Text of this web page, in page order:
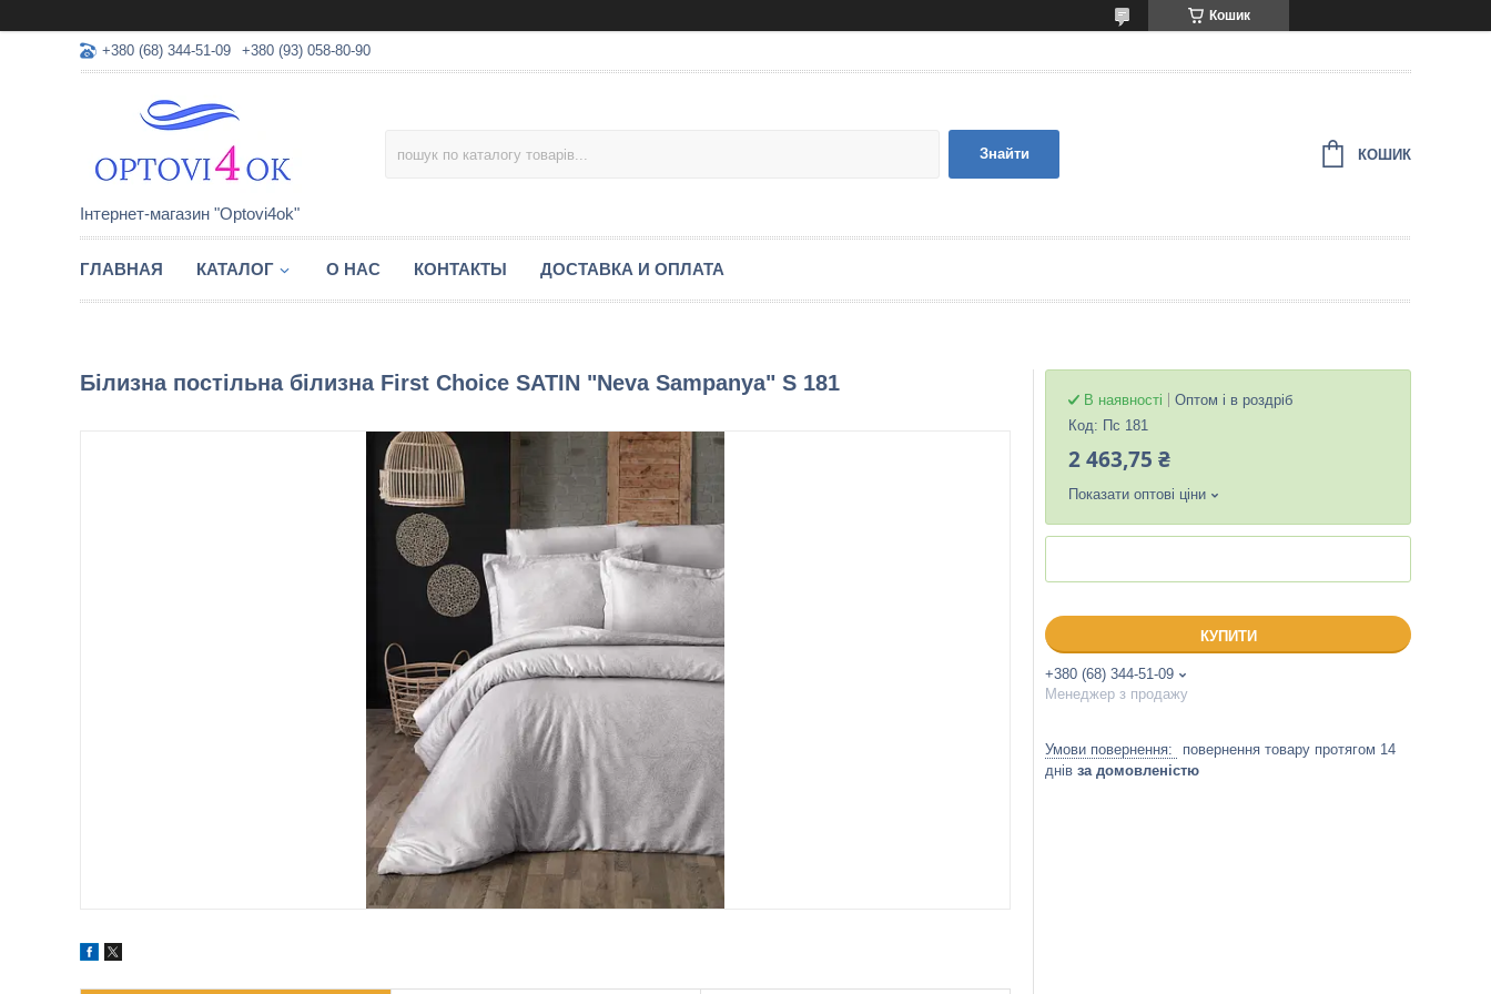
Кошик
+380 (68) 344-51-09 +380 (93) 058-80-90
Інтернет-магазин "Optovi4ok"
Знайти КОШИК
ГЛАВНАЯ КАТАЛОГ О НАС КОНТАКТЫ ДОСТАВКА И ОПЛАТА
Білизна постільна білизна First Choice SATIN "Neva Sampanya" S 181
В наявності
Оптом і в роздріб
Код: Пс 181
2 463,75 ₴
Показати оптові ціни
КУПИТИ
+380 (68) 344-51-09
Менеджер з продажу
повернення товару протягом 14
днів за домовленістю